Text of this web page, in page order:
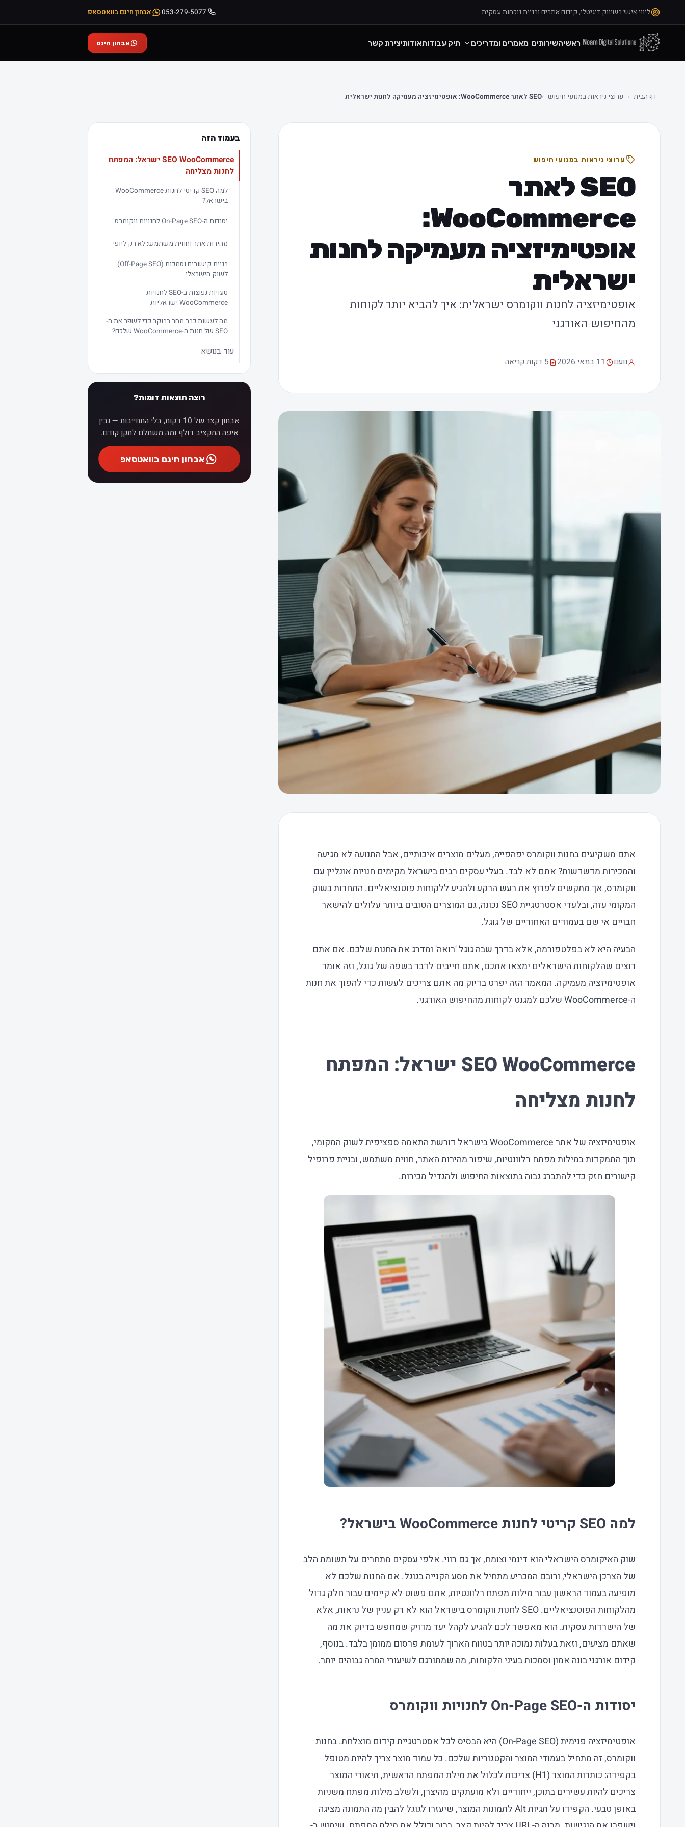
ליווי אישי בשיווק דיגיטלי, קידום אתרים ובניית נוכחות עסקית 053-279-5077 אבחון חינם בוואטסאפ
ראשיהשירותים מאמרים ומדריכים תיק עבודותאודותיצירת קשר אבחון חינם
דף הבית › ערוצי ניראות במנועי חיפוש ›SEO לאתר WooCommerce: אופטימיזציה מעמיקה לחנות ישראלית
ערוצי ניראות במנועי חיפוש
SEO לאתר
WooCommerce:
אופטימיזציה מעמיקה לחנות
ישראלית
אופטימיזציה לחנות ווקומרס ישראלית: איך להביא יותר לקוחות
מהחיפוש האורגני
נועם 11 במאי 2026 5 דקות קריאה
אתם משקיעים בחנות ווקומרס יפהפייה, מעלים מוצרים איכותיים, אבל התנועה לא מגיעה
והמכירות מדשדשות? אתם לא לבד. בעלי עסקים רבים בישראל מקימים חנויות אונליין עם
ווקומרס, אך מתקשים לפרוץ את רעש הרקע ולהגיע ללקוחות פוטנציאליים. התחרות בשוק
המקומי עזה, ובלעדי אסטרטגיית SEO נכונה, גם המוצרים הטובים ביותר עלולים להישאר
חבויים אי שם בעמודים האחוריים של גוגל.
הבעיה היא לא בפלטפורמה, אלא בדרך שבה גוגל 'רואה' ומדרג את החנות שלכם. אם אתם
רוצים שהלקוחות הישראלים ימצאו אתכם, אתם חייבים לדבר בשפה של גוגל, וזה אומר
אופטימיזציה מעמיקה. המאמר הזה יפרט בדיוק מה אתם צריכים לעשות כדי להפוך את חנות
ה-WooCommerce שלכם למגנט לקוחות מהחיפוש האורגני.
SEO WooCommerce ישראל: המפתח
לחנות מצליחה
אופטימיזציה של אתר WooCommerce בישראל דורשת התאמה ספציפית לשוק המקומי,
תוך התמקדות במילות מפתח רלוונטיות, שיפור מהירות האתר, חווית משתמש, ובניית פרופיל
קישורים חזק כדי להתברג גבוה בתוצאות החיפוש ולהגדיל מכירות.
למה SEO קריטי לחנות WooCommerce בישראל?
שוק האיקומרס הישראלי הוא דינמי וצומח, אך גם רווי. אלפי עסקים מתחרים על תשומת הלב
של הצרכן הישראלי, ורובם המכריע מתחיל את מסע הקנייה בגוגל. אם החנות שלכם לא
מופיעה בעמוד הראשון עבור מילות מפתח רלוונטיות, אתם פשוט לא קיימים עבור חלק גדול
מהלקוחות הפוטנציאליים. SEO לחנות ווקומרס בישראל הוא לא רק עניין של נראות, אלא
של הישרדות עסקית. הוא מאפשר לכם להגיע לקהל יעד מדויק שמחפש בדיוק את מה
שאתם מציעים, וזאת בעלות נמוכה יותר בטווח הארוך לעומת פרסום ממומן בלבד. בנוסף,
קידום אורגני בונה אמון וסמכות בעיני הלקוחות, מה שמתורגם לשיעורי המרה גבוהים יותר.
יסודות ה-On-Page SEO לחנויות ווקומרס
אופטימיזציה פנימית (On-Page SEO) היא הבסיס לכל אסטרטגיית קידום מוצלחת. בחנות
ווקומרס, זה מתחיל בעמודי המוצר והקטגוריות שלכם. כל עמוד מוצר צריך להיות מטופל
בקפידה: כותרות המוצר (H1) צריכות לכלול את מילת המפתח הראשית, תיאורי המוצר
צריכים להיות עשירים בתוכן, ייחודיים ולא מועתקים מהיצרן, ולשלב מילות מפתח משניות
באופן טבעי. הקפידו על תגיות Alt לתמונות המוצר, שיעזרו לגוגל להבין מה התמונה מציגה
בעמוד הזה
SEO WooCommerce ישראל: המפתח
לחנות מצליחה
למה SEO קריטי לחנות WooCommerce
בישראל?
יסודות ה-On-Page SEO לחנויות ווקומרס
מהירות אתר וחווית משתמש: לא רק ליופי
בניית קישורים וסמכות (Off-Page SEO)
לשוק הישראלי
טעויות נפוצות ב-SEO לחנויות
WooCommerce ישראליות
מה לעשות כבר מחר בבוקר כדי לשפר את ה-
SEO של חנות ה-WooCommerce שלכם?
עוד בנושא
רוצה תוצאות דומות?
אבחון קצר של 10 דקות, בלי התחייבות — נבין
איפה התקציב דולף ומה משתלם לתקן קודם.
אבחון חינם בוואטסאפ